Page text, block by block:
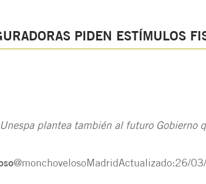
PIDEN ESTÍMULOS
plantea también al futuro Gobierno
@monchovelosoMadridActualizado:26/